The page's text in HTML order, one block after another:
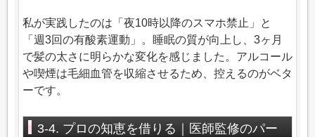
私が実践したのは「夜10時以降のスマホ禁止」と
「週3回の有酸素運動」。睡眠の質が向上し、3ヶ月
で髪の太さに明らかな変化を感じました。アルコール
や喫煙は毛細血管を収縮させるため、控えるのがベタ
ーです。
3-4. プロの知恵を借りる｜医師監修のパー